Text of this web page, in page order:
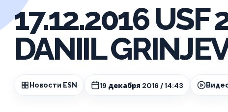
17.12.2016 USF
DANIIL
Новости ESN 19 декабря 2016 / 14:43